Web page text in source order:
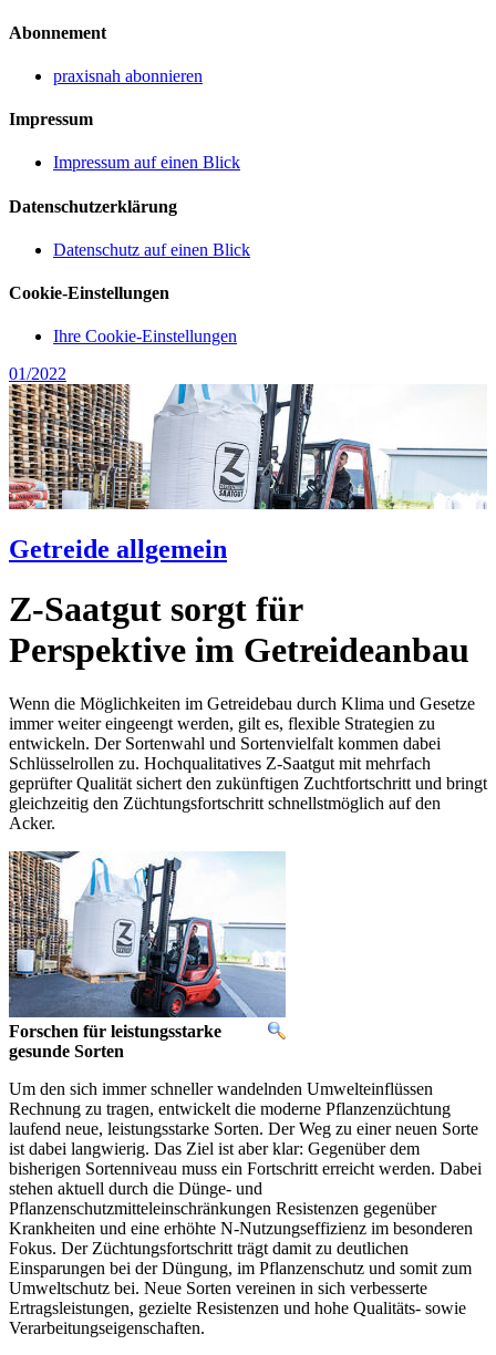
Abonnement
praxisnah abonnieren
Impressum
Impressum auf einen Blick
Datenschutzerklärung
Datenschutz auf einen Blick
Cookie-Einstellungen
Ihre Cookie-Einstellungen
01/2022
Getreide allgemein
Z-Saatgut sorgt für
Perspektive im Getreideanbau
Wenn die Möglichkeiten im Getreidebau durch Klima und Gesetze
immer weiter eingeengt werden, gilt es, flexible Strategien zu
entwickeln. Der Sortenwahl und Sortenvielfalt kommen dabei
Schlüsselrollen zu. Hochqualitatives Z-Saatgut mit mehrfach
geprüfter Qualität sichert den zukünftigen Zuchtfortschritt und bringt
gleichzeitig den Züchtungsfortschritt schnellstmöglich auf den
Acker.
Forschen für leistungsstarke
gesunde Sorten
Um den sich immer schneller wandelnden Umwelteinflüssen
Rechnung zu tragen, entwickelt die moderne Pflanzenzüchtung
laufend neue, leistungsstarke Sorten. Der Weg zu einer neuen Sorte
ist dabei langwierig. Das Ziel ist aber klar: Gegenüber dem
bisherigen Sortenniveau muss ein Fortschritt erreicht werden. Dabei
stehen aktuell durch die Dünge- und
Pflanzenschutzmitteleinschränkungen Resistenzen gegenüber
Krankheiten und eine erhöhte N-Nutzungseffizienz im besonderen
Fokus. Der Züchtungsfortschritt trägt damit zu deutlichen
Einsparungen bei der Düngung, im Pflanzenschutz und somit zum
Umweltschutz bei. Neue Sorten vereinen in sich verbesserte
Ertragsleistungen, gezielte Resistenzen und hohe Qualitäts- sowie
Verarbeitungseigenschaften.